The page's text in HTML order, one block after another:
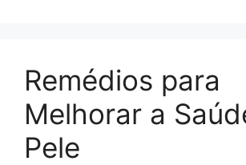
Remédios para
Melhorar a
Pele